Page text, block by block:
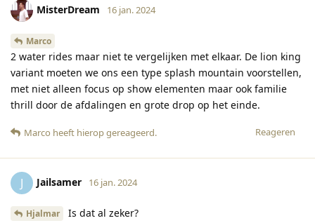
MisterDream 16 jan. 2024
Marco
2 water rides maar niet te vergelijken met elkaar. De lion king
variant moeten we ons een type splash mountain voorstellen,
met niet alleen focus op show elementen maar ook familie
thrill door de afdalingen en grote drop op het einde.
Reageren
Marco heeft hierop gereageerd.
J Jailsamer 16 jan. 2024
Hjalmar Is dat al zeker?